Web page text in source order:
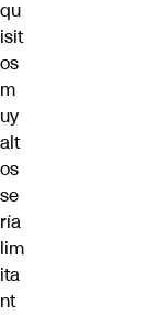
qu
isit
os
m
uy
alt
os
se
ría
lim
ita
nt